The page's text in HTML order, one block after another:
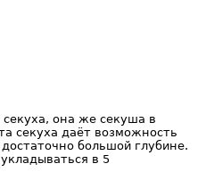
она же секуша в
секуха даёт возможность
большой глубине.
в 5